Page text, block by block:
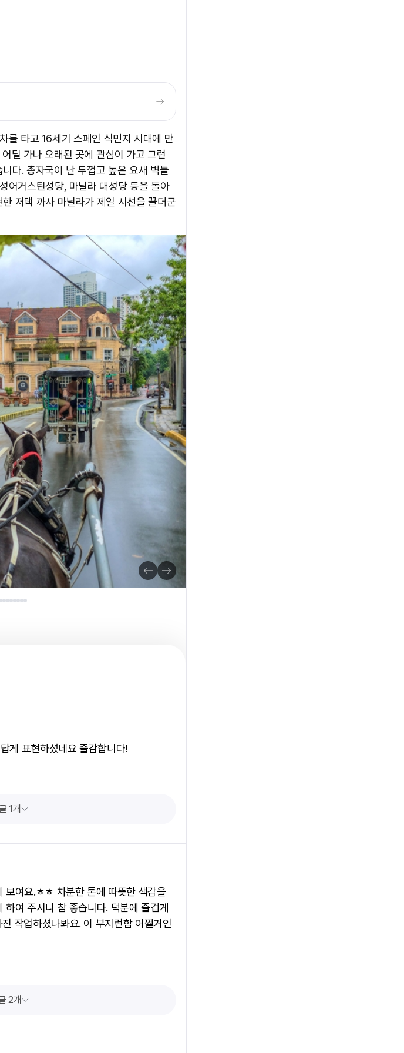
타고 16세기 스페인 식민지 시대에 만
딜 가나 오래된 곳에 관심이 가고 그런
다. 총자국이 난 두껍고 높은 요새 벽들
어거스틴성당, 마닐라 대성당 등을 돌아
저택 까사 마닐라가 제일 시선을 끌더군
게 표현하셨네요 즐감합니다!
1개
여요.ㅎㅎ 차분한 톤에 따뜻한 색감을
여 주시니 참 좋습니다. 덕분에 즐겁게
작업하셨나봐요. 이 부지런함 어쩔거인
2개